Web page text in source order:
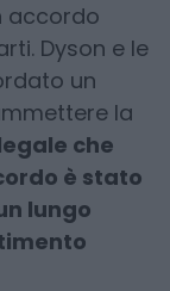
accordo
Dyson e le
un
la
che
è stato
lungo